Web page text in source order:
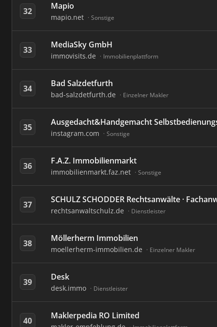
32 Mapio
mapio.net Sonstige
33 MediaSky GmbH
immovisits.de Immobilienplattform
34 Bad Salzdetfurth
bad-salzdetfurth.de Einzelner Makler
35 Ausgedacht&Handgemacht
instagram.com Sonstige
36 F.A.Z. Immobilienmarkt
immobilienmarkt.faz.net Sonstige
37 SCHULZ SCHODDER Rechtsanwälte ·
rechtsanwaltschulz.de Dienstleister
38 Möllerherm Immobilien
moellerherm-immobilien.de Einzelner Makler
39 Desk
desk.immo Dienstleister
40 Maklerpedia RO Limited